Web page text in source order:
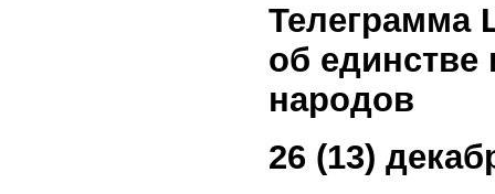
Телеграмма
об единстве
народов
26 (13)